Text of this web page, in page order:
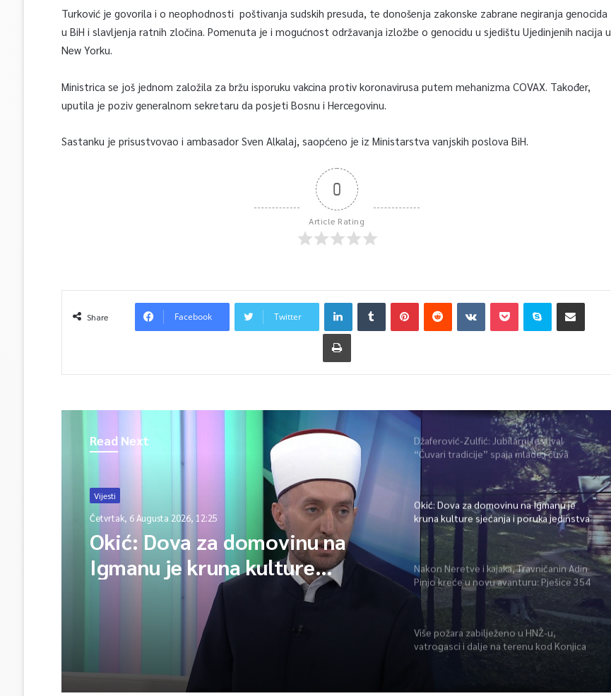
Turković je govorila i o neophodnosti poštivanja sudskih presuda, te donošenja zakonske zabrane negiranja genocida
u BiH i slavljenja ratnih zločina. Pomenuta je i mogućnost održavanja izložbe o genocidu u sjedištu Ujedinjenih nacija u
New Yorku.
Ministrica se još jednom založila za bržu isporuku vakcina protiv koronavirusa putem mehanizma COVAX. Također,
uputila je poziv generalnom sekretaru da posjeti Bosnu i Hercegovinu.
Sastanku je prisustvovao i ambasador Sven Alkalaj, saopćeno je iz Ministarstva vanjskih poslova BiH.
0
Article Rating
Share Facebook Twitter
Read Next
Vijesti
Četvrtak, 6 Augusta 2026, 12:25
Okić: Dova za domovinu na
Igmanu je kruna kulture
sjećanja i poruka jedinstva
Džaferović-Zulfić: Jubilarni festival
“Čuvari tradicije” spaja mlade i čuva
bogatu baštinu širom BiH
Okić: Dova za domovinu na Igmanu je
kruna kulture sjećanja i poruka jedinstva
Nakon Neretve i kajaka, Travničanin Adin
Pinjo kreće u novu avanturu: Pješice 354
kilometra preko najviših vrhova BiH
Više požara zabilježeno u HNŽ-u,
vatrogasci i dalje na terenu kod Konjica